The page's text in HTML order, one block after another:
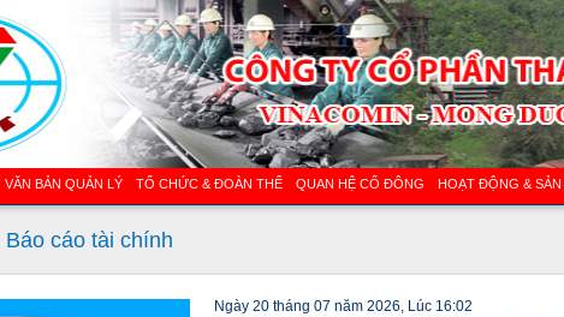
VĂN BẢN QUẢN LÝ TỔ CHỨC & ĐOÀN THỂ QUAN HỆ CỔ ĐÔNG HOẠT ĐỘNG & SẢN
Báo cáo tài chính
Ngày 20 tháng 07 năm 2026, Lúc 16:02